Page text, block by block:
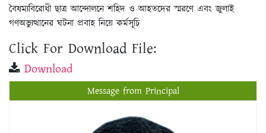
বৈষম্যবিরোধী ছাত্র আন্দোলনে শহিদ ও আহতদের স্মরণে এবং জুলাই
গণঅভ্যুত্থানের ঘটনা প্রবাহ নিয়ে কর্মসূচি
Click For Download File:
Download
Message from Principal